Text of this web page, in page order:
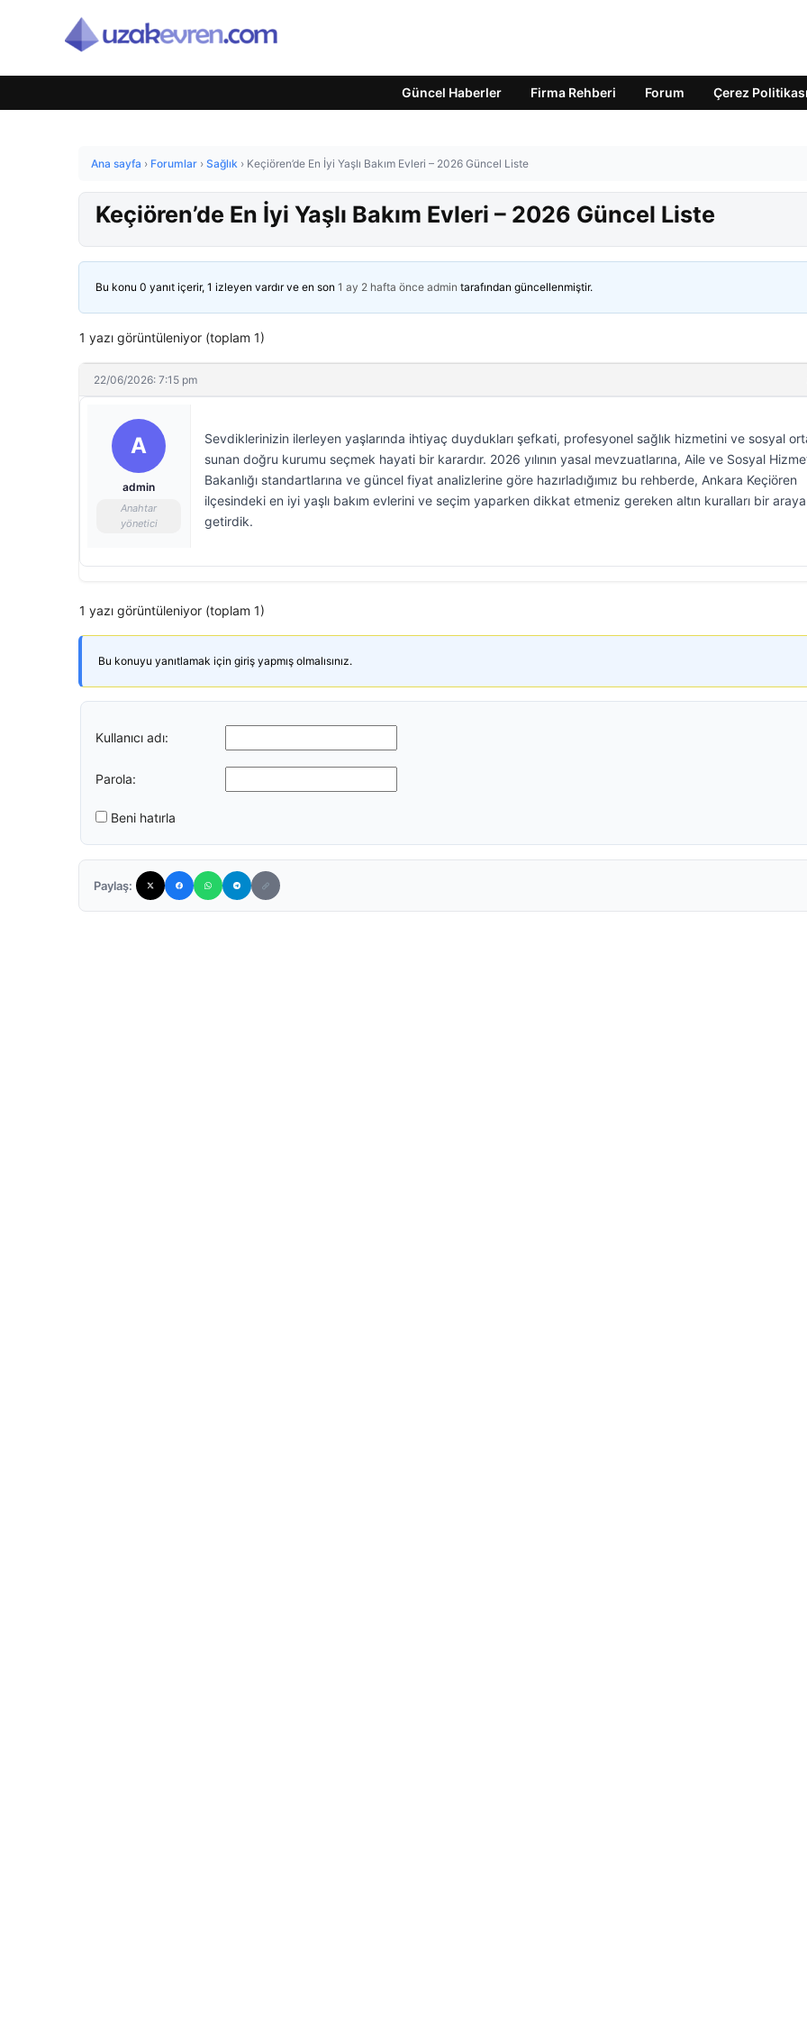
Güncel Haberler Firma Rehberi Forum Çerez Politikası
Ana sayfa › Forumlar › Sağlık › Keçiören’de En İyi Yaşlı Bakım Evleri – 2026 Güncel Liste
Keçiören’de En İyi Yaşlı Bakım Evleri – 2026 Güncel Liste
Bu konu 0 yanıt içerir, 1 izleyen vardır ve en son 1 ay 2 hafta önce admin tarafından güncellenmiştir.
1 yazı görüntüleniyor (toplam 1)
22/06/2026: 7:15 pm
A
admin
Anahtar
yönetici
Sevdiklerinizin ilerleyen yaşlarında ihtiyaç duydukları şefkati, profesyonel sağlık hizmetini ve sosyal
sunan doğru kurumu seçmek hayati bir karardır. 2026 yılının yasal mevzuatlarına, Aile ve Sosyal
Bakanlığı standartlarına ve güncel fiyat analizlerine göre hazırladığımız bu rehberde, Ankara Keçiören
ilçesindeki en iyi yaşlı bakım evlerini ve seçim yaparken dikkat etmeniz gereken altın kuralları bir araya
getirdik.
1 yazı görüntüleniyor (toplam 1)
Bu konuyu yanıtlamak için giriş yapmış olmalısınız.
Kullanıcı adı:
Parola:
Beni hatırla
Paylaş: